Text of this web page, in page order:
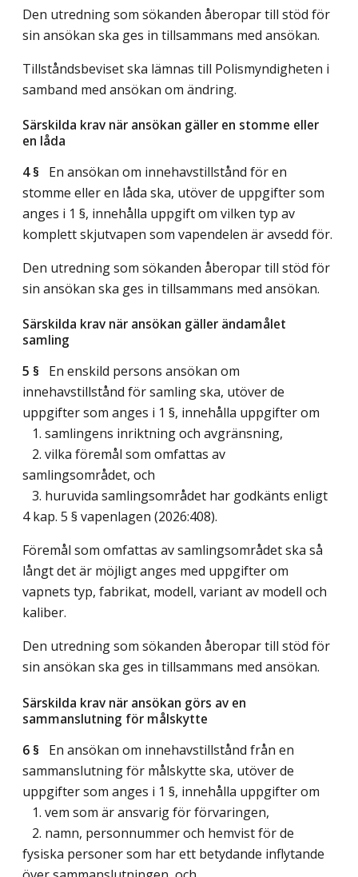
Den utredning som sökanden åberopar till stöd för
sin ansökan ska ges in tillsammans med ansökan.
Tillståndsbeviset ska lämnas till Polismyndigheten i
samband med ansökan om ändring.
Särskilda krav när ansökan gäller en stomme eller
en låda
4 § En ansökan om innehavstillstånd för en
stomme eller en låda ska, utöver de uppgifter som
anges i 1 §, innehålla uppgift om vilken typ av
komplett skjutvapen som vapendelen är avsedd för.
Den utredning som sökanden åberopar till stöd för
sin ansökan ska ges in tillsammans med ansökan.
Särskilda krav när ansökan gäller ändamålet
samling
5 § En enskild persons ansökan om
innehavstillstånd för samling ska, utöver de
uppgifter som anges i 1 §, innehålla uppgifter om
1. samlingens inriktning och avgränsning,
2. vilka föremål som omfattas av
samlingsområdet, och
3. huruvida samlingsområdet har godkänts enligt
4 kap. 5 § vapenlagen (2026:408).
Föremål som omfattas av samlingsområdet ska så
långt det är möjligt anges med uppgifter om
vapnets typ, fabrikat, modell, variant av modell och
kaliber.
Den utredning som sökanden åberopar till stöd för
sin ansökan ska ges in tillsammans med ansökan.
Särskilda krav när ansökan görs av en
sammanslutning för målskytte
6 § En ansökan om innehavstillstånd från en
sammanslutning för målskytte ska, utöver de
uppgifter som anges i 1 §, innehålla uppgifter om
1. vem som är ansvarig för förvaringen,
2. namn, personnummer och hemvist för de
fysiska personer som har ett betydande inflytande